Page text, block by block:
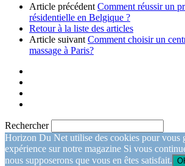
Article précédent Comment réussir un
résidentielle en Belgique ?
Retour à la liste des articles
Article suivant Comment choisir un
massage à Paris?
Rechercher
Horizon Du Net utilise des cookies pour vous
expérience sur notre magazine Si vous
nous supposerons que vous en êtes satisfait.